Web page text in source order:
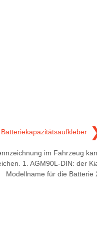
Batteriekapazitätsaufkleber
im Fahrzeug
1. AGM90L-DIN: der
Modellname für die Batterie